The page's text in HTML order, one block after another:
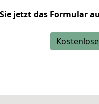
jetzt das Formular